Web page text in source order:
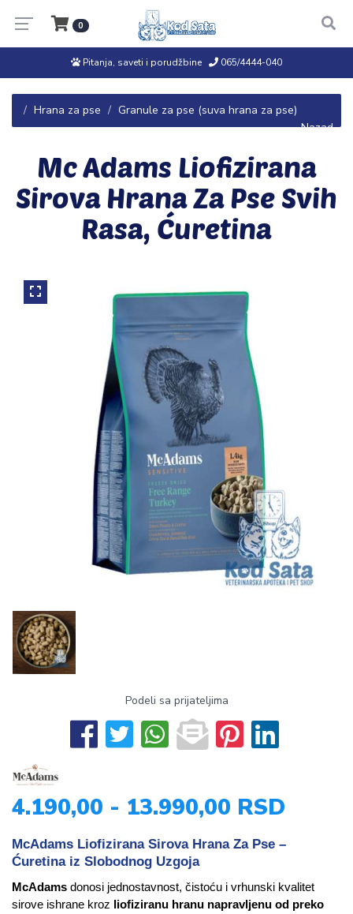
0
Pitanja, saveti i porudžbine 065/4444-040
Hrana za pse
Granule za pse (suva hrana za pse)
← Nazad
Mc Adams Liofizirana
Sirova Hrana Za Pse Svih
Rasa, Ćuretina
Podeli sa prijateljima
4.190,00 - 13.990,00 RSD
McAdams Liofizirana Sirova Hrana Za Pse –
Ćuretina iz Slobodnog Uzgoja
McAdams donosi jednostavnost, čistoću i vrhunski kvalitet
sirove ishrane kroz liofiziranu hranu napravljenu od preko